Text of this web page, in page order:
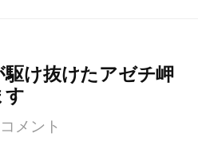
駆け抜けたアゼチ岬
す
メント